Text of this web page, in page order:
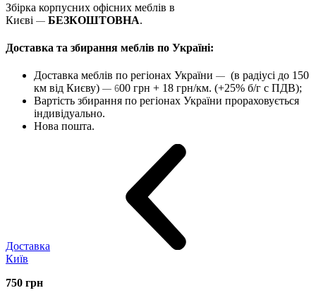
Збірка корпусних офісних меблів в
Києві — БЕЗКОШТОВНА.
Доставка та збирання меблів по Україні:
Доставка меблів по регіонах України — (в радіусі до 150
км від Києву) — 600 грн + 18 грн/км. (+25% б/г с ПДВ);
Вартість збирання по регіонах України прораховується
індивідуально.
Нова пошта.
Доставка
Київ
750 грн